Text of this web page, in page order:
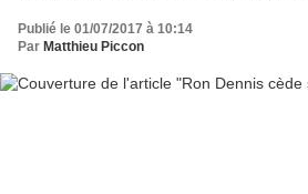
Publié le 01/07/2017 à 10:14
Par Matthieu Piccon